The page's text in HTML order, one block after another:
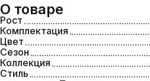
О товаре
Рост
Комплектация
Цвет
Сезон
Коллекция
Стиль